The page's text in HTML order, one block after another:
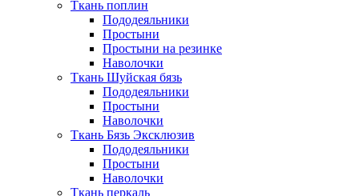
Ткань поплин
Пододеяльники
Простыни
Простыни на резинке
Наволочки
Ткань Шуйская бязь
Пододеяльники
Простыни
Наволочки
Ткань Бязь Эксклюзив
Пододеяльники
Простыни
Наволочки
Ткань перкаль